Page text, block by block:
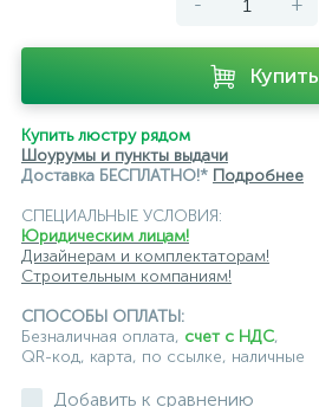
Купить
Купить люстру рядом
Шоурумы и пункты выдачи
Доставка БЕСПЛАТНО!* Подробнее
СПЕЦИАЛЬНЫЕ УСЛОВИЯ:
Юридическим лицам!
Дизайнерам и комплектаторам!
Строительным компаниям!
СПОСОБЫ ОПЛАТЫ:
Безналичная оплата, счет с НДС,
QR-код, карта, по ссылке, наличные
Добавить к сравнению